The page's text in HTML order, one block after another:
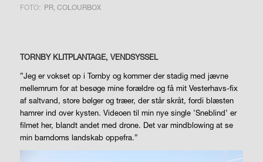
FOTO: PR, COLOURBOX
TORNBY KLITPLANTAGE, VENDSYSSEL
”Jeg er vokset op i Tornby og kommer der stadig med jævne
mellemrum for at besøge mine forældre og få mit Vesterhavs-fix
af saltvand, store bølger og træer, der står skråt, fordi blæsten
hamrer ind over kysten. Videoen til min nye single ’Sneblind’ er
filmet her, blandt andet med drone. Det varmindblowing at se
min barndoms landskab oppefra.”